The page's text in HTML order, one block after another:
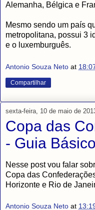
Alemanha, Bélgica e
Mesmo sendo um país
metropolitana, possui 3
e o luxemburguês.
Antonio Souza Neto at
Compartilhar
sexta-feira, 10 de maio de
Copa das
- Guia
Nesse post vou falar
Copa das
Horizonte e Rio de
Antonio Souza Neto at